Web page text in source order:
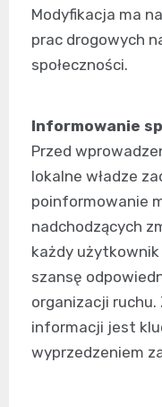
Modyfikacja ma
prac drogowych
społeczności.
Informowanie
Przed
lokalne władze
poinformowanie
nadchodzących
każdy
szansę
organizacji
informacji jest
wyprzedzeniem